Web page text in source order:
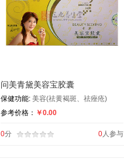
问美青黛美容宝胶囊
保健功能: 美容(祛黄褐斑、祛痤疮)
参考价格： ￥0.00
0人参与
0分